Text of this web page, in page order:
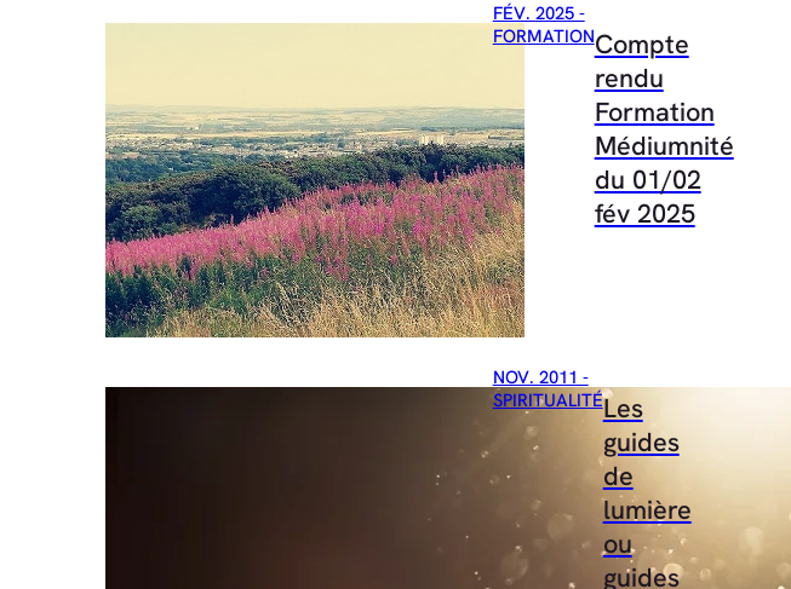
FÉV. 2025 -
FORMATIONCompte
rendu
Formation
Médiumnité
du 01/02
fév 2025
NOV. 2011 -
SPIRITUALITÉLes
guides
de
lumière
ou
guides